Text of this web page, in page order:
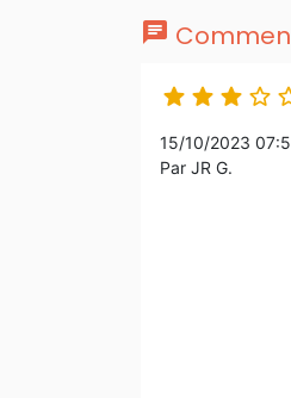
chat
   
15/10/2023
Par JR G.